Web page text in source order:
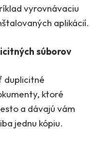
vyrovnávaciu
aplikácií.
súborov
duplicitné
ktoré
a dávajú vám
jednu kópiu.